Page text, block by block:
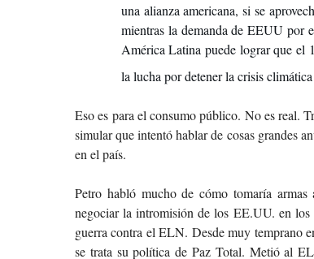
una alianza americana, si se
mientras la demanda de EEUU por
América Latina puede lograr que el
la lucha por detener la crisis
Eso es para el consumo público. No es real.
simular que intentó hablar de cosas grandes
en el país.
Petro habló mucho de cómo tomaría
negociar la intromisión de los EE.UU. en
guerra contra el ELN. Desde muy temprano
se trata su política de Paz Total. Metió al